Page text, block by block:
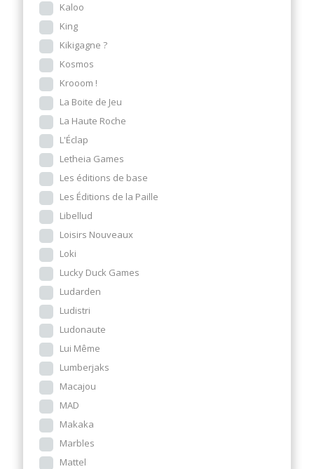
Kaloo
King
Kikigagne ?
Kosmos
Krooom !
La Boite de Jeu
La Haute Roche
L'Éclap
Letheia Games
Les éditions de base
Les Éditions de la Paille
Libellud
Loisirs Nouveaux
Loki
Lucky Duck Games
Ludarden
Ludistri
Ludonaute
Lui Même
Lumberjaks
Macajou
MAD
Makaka
Marbles
Mattel